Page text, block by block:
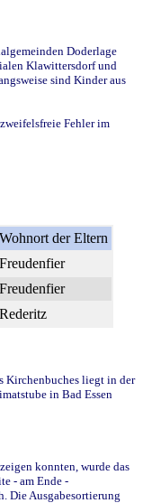
Doderlage
Klawittersdorf und
sind Kinder aus
Fehler im
Wohnort der Eltern
Freudenfier
Freudenfier
Rederitz
Kirchenbuches liegt in der
in Bad Essen
konnten, wurde das
- am Ende -
Die Ausgabesortierung